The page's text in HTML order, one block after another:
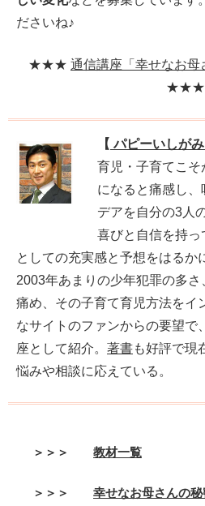
ださいね♪
★★★ 通信講座「幸せなお母
★★★
【 パピーいしがみ
育児・子育てこそ
になると痛感し、
デアを自分の3人
喜びと自信を持
としての充実感と予想をはるか
2003年あまりの少年犯罪の多
痛め、その子育て育児方法をイ
なサイトのファンからの要望で
座として紹介。 著書も好評で現
悩みや相談に応えている。
＞＞＞ 教材一覧
＞＞＞ 幸せなお母さんの秘